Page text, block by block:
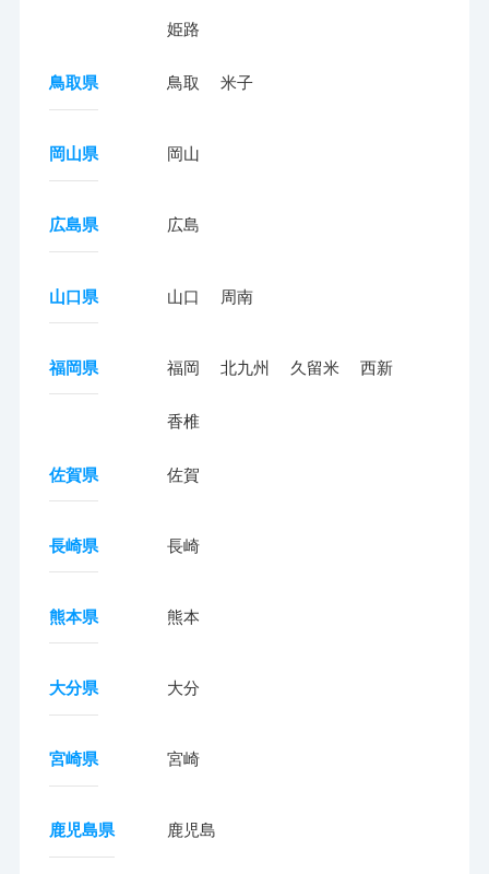
姫路
鳥取県 鳥取 米子
岡山県 岡山
広島県 広島
山口県 山口 周南
福岡県 福岡 北九州 久留米 西新
香椎
佐賀県 佐賀
長崎県 長崎
熊本県 熊本
大分県 大分
宮崎県 宮崎
鹿児島県 鹿児島